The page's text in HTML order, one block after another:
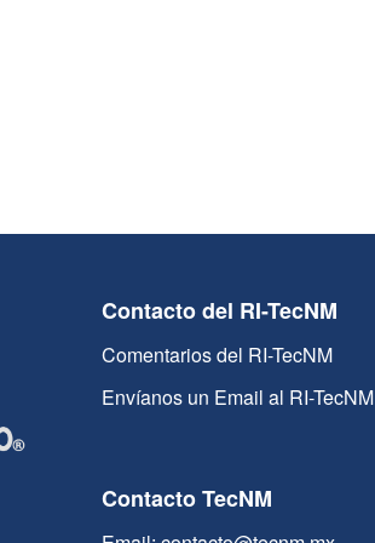
Contacto del RI-TecNM
Comentarios del RI-TecNM
Envíanos un Email al RI-TecNM
Contacto TecNM